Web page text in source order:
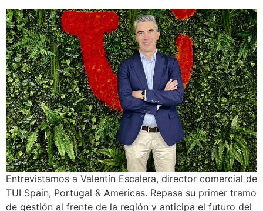
Entrevistamos a Valentín Escalera, director comercial de
TUI Spain, Portugal & Americas. Repasa su primer tramo
de gestión al frente de la región y anticipa el futuro del